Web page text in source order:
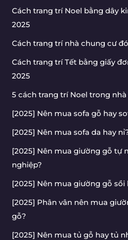
Cách trang trí Noel bằng dây
2025
Cách trang trí nhà chung cư
Cách trang trí Tết bằng giấy
2025
5 cách trang trí Noel trong
[2025] Nên mua sofa gỗ hay
[2025] Nên mua sofa da hay
[2025] Nên mua giường gỗ tự
nghiệp?
[2025] Nên mua giường gỗ sồi
[2025] Phân vân nên mua
gỗ?
[2025] Nên mua tủ gỗ hay tủ